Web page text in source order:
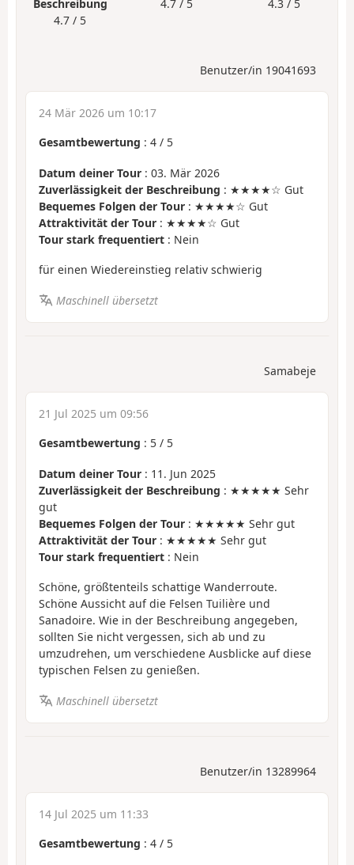
Beschreibung
4.7 / 5
4.7 / 5
4.3 / 5
Benutzer/in 19041693
24 Mär 2026 um 10:17
Gesamtbewertung : 4 / 5
Datum deiner Tour : 03. Mär 2026
Zuverlässigkeit der Beschreibung : ★★★★☆ Gut
Bequemes Folgen der Tour : ★★★★☆ Gut
Attraktivität der Tour : ★★★★☆ Gut
Tour stark frequentiert : Nein
für einen Wiedereinstieg relativ schwierig
Maschinell übersetzt
Samabeje
21 Jul 2025 um 09:56
Gesamtbewertung : 5 / 5
Datum deiner Tour : 11. Jun 2025
Zuverlässigkeit der Beschreibung : ★★★★★ Sehr
gut
Bequemes Folgen der Tour : ★★★★★ Sehr gut
Attraktivität der Tour : ★★★★★ Sehr gut
Tour stark frequentiert : Nein
Schöne, größtenteils schattige Wanderroute.
Schöne Aussicht auf die Felsen Tuilière und
Sanadoire. Wie in der Beschreibung angegeben,
sollten Sie nicht vergessen, sich ab und zu
umzudrehen, um verschiedene Ausblicke auf diese
typischen Felsen zu genießen.
Maschinell übersetzt
Benutzer/in 13289964
14 Jul 2025 um 11:33
Gesamtbewertung : 4 / 5